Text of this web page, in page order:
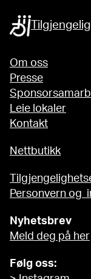
Om oss
Presse
Leie lokaler
Kontakt
Nettbutikk
Personvern og
Nyhetsbrev
Meld deg på her
Følg oss: